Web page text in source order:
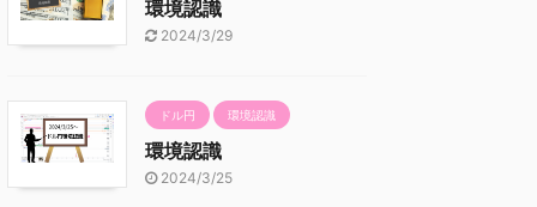
環境認識
2024/3/29
ドル円 環境認識
環境認識
2024/3/25